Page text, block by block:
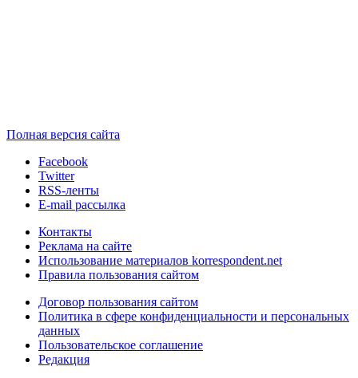
Полная версия сайта
Facebook
Twitter
RSS-ленты
E-mail рассылка
Контакты
Реклама на сайте
Использование материалов korrespondent.net
Правила пользования сайтом
Договор пользования сайтом
Политика в сфере конфиденциальности и персональных
данных
Пользовательское соглашение
Редакция